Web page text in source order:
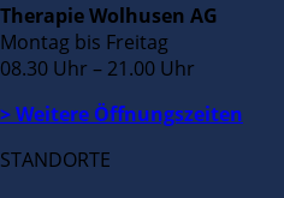
Therapie Wolhusen AG
Montag bis Freitag
08.30 Uhr – 21.00 Uhr
> Weitere Öffnungszeiten
STANDORTE